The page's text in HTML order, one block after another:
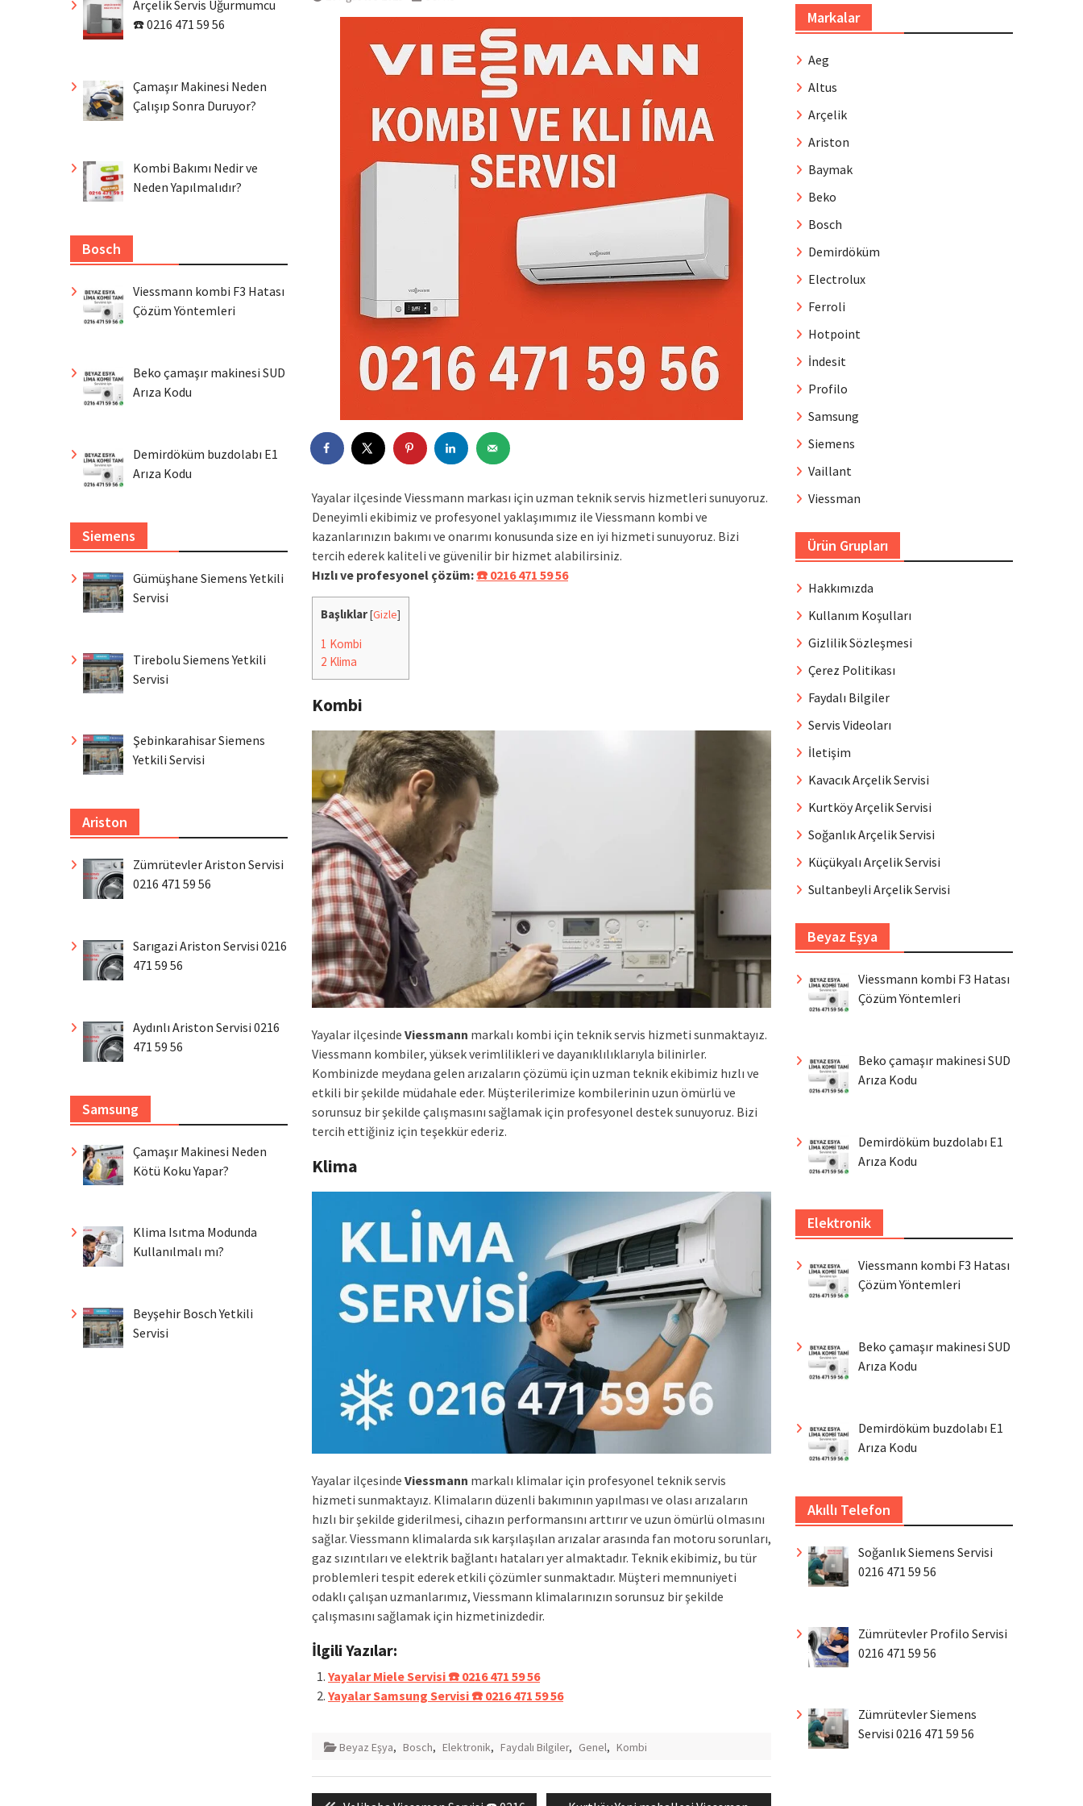
Yayalar ilçesinde Viessmann markası için uzman teknik servis hizmetleri sunuyoruz.
Deneyimli ekibimiz ve profesyonel yaklaşımımız ile Viessmann kombi ve
kazanlarınızın bakımı ve onarımı konusunda size en iyi hizmeti sunuyoruz. Bizi
tercih ederek kaliteli ve güvenilir bir hizmet alabilirsiniz.
Hızlı ve profesyonel çözüm:☎️ 0216 471 59 56
Başlıklar[Gizle]
1 Kombi
2 Klima
Kombi
Yayalar ilçesinde Viessmann markalı kombi için teknik servis hizmeti sunmaktayız.
Viessmann kombiler, yüksek verimlilikleri ve dayanıklılıklarıyla bilinirler.
Kombinizde meydana gelen arızaların çözümü için uzman teknik ekibimiz hızlı ve
etkili bir şekilde müdahale eder. Müşterilerimize kombilerinin uzun ömürlü ve
sorunsuz bir şekilde çalışmasını sağlamak için profesyonel destek sunuyoruz. Bizi
tercih ettiğiniz için teşekkür ederiz.
Klima
Yayalar ilçesinde Viessmann markalı klimalar için profesyonel teknik servis
hizmeti sunmaktayız. Klimaların düzenli bakımının yapılması ve olası arızaların
hızlı bir şekilde giderilmesi, cihazın performansını arttırır ve uzun ömürlü olmasını
sağlar. Viessmann klimalarda sık karşılaşılan arızalar arasında fan motoru sorunları,
gaz sızıntıları ve elektrik bağlantı hataları yer almaktadır. Teknik ekibimiz, bu tür
problemleri tespit ederek etkili çözümler sunmaktadır. Müşteri memnuniyeti
odaklı çalışan uzmanlarımız, Viessmann klimalarınızın sorunsuz bir şekilde
çalışmasını sağlamak için hizmetinizdedir.
İlgili Yazılar:
Yayalar Miele Servisi ☎️ 0216 471 59 56
Yayalar Samsung Servisi ☎️ 0216 471 59 56
Beyaz Eşya, Bosch, Elektronik, Faydalı Bilgiler, Genel, Kombi
Yazı
Markalar
Aeg
Altus
Arçelik
Ariston
Baymak
Beko
Bosch
Demirdöküm
Electrolux
Ferroli
Hotpoint
İndesit
Profilo
Samsung
Siemens
Vaillant
Viessman
Ürün Grupları
Hakkımızda
Kullanım Koşulları
Gizlilik Sözleşmesi
Çerez Politikası
Faydalı Bilgiler
Servis Videoları
İletişim
Kavacık Arçelik Servisi
Kurtköy Arçelik Servisi
Soğanlık Arçelik Servisi
Küçükyalı Arçelik Servisi
Sultanbeyli Arçelik Servisi
Beyaz Eşya
Viessmann kombi F3 Hatası
Çözüm Yöntemleri
Beko çamaşır makinesi SUD
Arıza Kodu
Demirdöküm buzdolabı E1
Arıza Kodu
Elektronik
Viessmann kombi F3 Hatası
Çözüm Yöntemleri
Beko çamaşır makinesi SUD
Arıza Kodu
Demirdöküm buzdolabı E1
Arıza Kodu
Akıllı Telefon
Soğanlık Siemens Servisi
0216 471 59 56
Zümrütevler Profilo Servisi
0216 471 59 56
Zümrütevler Siemens
Servisi 0216 471 59 56
Arçelik Servis Uğurmumcu
☎️ 0216 471 59 56
Çamaşır Makinesi Neden
Çalışıp Sonra Duruyor?
Kombi Bakımı Nedir ve
Neden Yapılmalıdır?
Bosch
Viessmann kombi F3 Hatası
Çözüm Yöntemleri
Beko çamaşır makinesi SUD
Arıza Kodu
Demirdöküm buzdolabı E1
Arıza Kodu
Siemens
Gümüşhane Siemens Yetkili
Servisi
Tirebolu Siemens Yetkili
Servisi
Şebinkarahisar Siemens
Yetkili Servisi
Ariston
Zümrütevler Ariston Servisi
0216 471 59 56
Sarıgazi Ariston Servisi 0216
471 59 56
Aydınlı Ariston Servisi 0216
471 59 56
Samsung
Çamaşır Makinesi Neden
Kötü Koku Yapar?
Klima Isıtma Modunda
Kullanılmalı mı?
Beyşehir Bosch Yetkili
Servisi